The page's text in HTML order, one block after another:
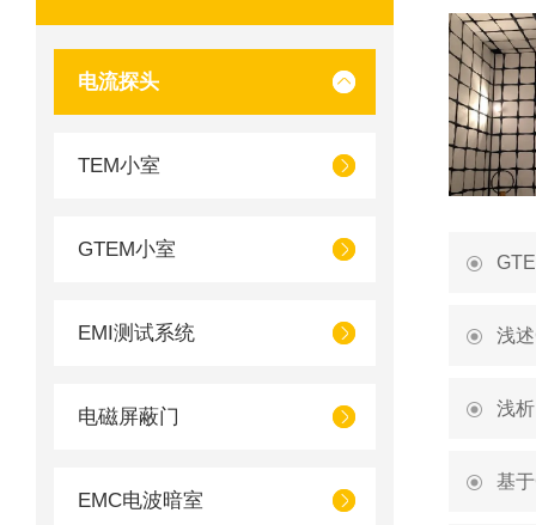
电流探头
TEM小室
GTEM小室
EMI测试系统
电磁屏蔽门
EMC电波暗室
浅
浅
基